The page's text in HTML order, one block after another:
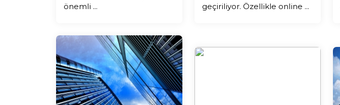
önemli ...
geçiriliyor. Özellikle online ...